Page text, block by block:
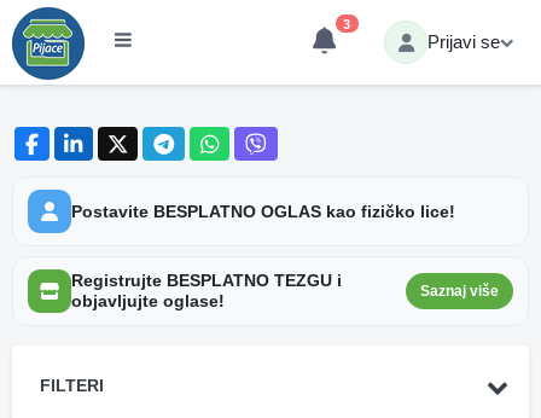
3
Prijavi se
Postavite BESPLATNO OGLAS kao fizičko lice!
Registrujte BESPLATNO TEZGU i
objavljujte oglase!
Saznaj više
FILTERI